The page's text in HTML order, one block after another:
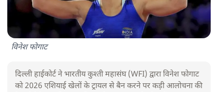
विनेश फोगाट
दिल्ली हाईकोर्ट ने भारतीय कुश्ती महासंघ (WFI) द्वारा विनेश फोगाट
को 2026 एशियाई खेलों के ट्रायल से बैन करने पर कड़ी आलोचना की